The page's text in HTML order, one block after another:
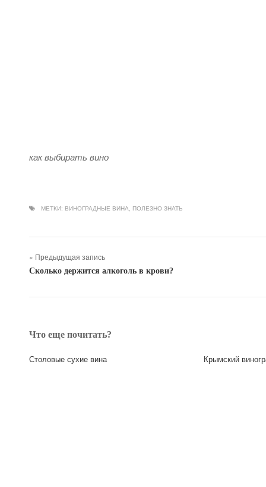
как выбирать вино
МЕТКИ: ВИНОГРАДНЫЕ ВИНА ПОЛЕЗНО ЗНАТЬ
« Предыдущая запись
Сколько держится алкоголь в крови?
Что еще почитать?
Столовые сухие вина Крымский